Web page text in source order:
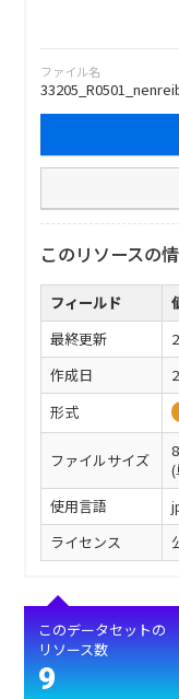
ファイル名
このリソースの
フィールド
最終更新
作成日
形式
ファイルサイズ
使用言語
ライセンス
このデータセットの
リソース数
9